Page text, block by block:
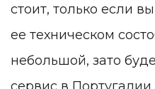
стоит, только если
ее техническом
небольшой, зато